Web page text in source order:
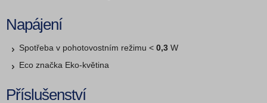
Napájení
Spotřeba v pohotovostním režimu < 0,3 W
Eco značka Eko-květina
Příslušenství